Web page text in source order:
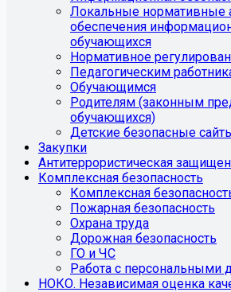
Локальные нормативные
обеспечения
обучающихся
Нормативное
Педагогическим
Обучающимся
Родителям (законным
обучающихся)
Детские безопасные
Закупки
Антитеррористическая
Комплексная безопасность
Комплексная
Пожарная безопасность
Охрана труда
Дорожная безопасность
ГО и ЧС
Работа с персональными
НОКО. Независимая оценка